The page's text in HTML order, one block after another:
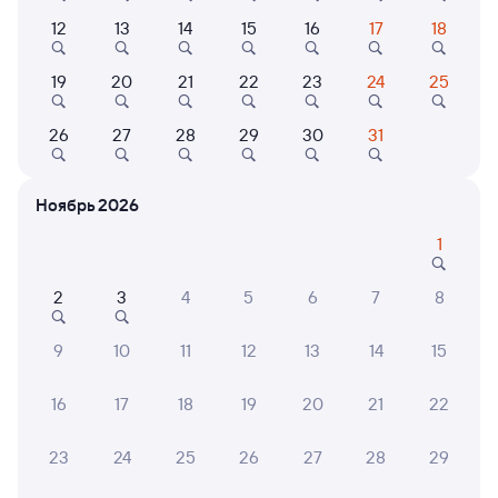
546С Проходящий 7,4
из Сириуса (Олимпийского
17:31 00:37
6 ч 6 м в пути
Маршрут
Плацкарт
от 1 ⁠622 ⁠₽ 1 ⁠959 ⁠₽
250Н Проходящий 7,3
12 13 14 15 16 17 18
19 20 21 22 23 24 25
26 27 28 29 30 31
Ноябрь 2026
1
2 3 4 5 6 7 8
9 10 11 12 13 14 15
16 17 18 19 20 21 22
23 24 25 26 27 28 29